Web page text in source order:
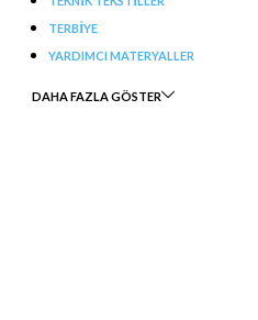
TERBIYE
YARDIMCI MATERYALLER
DAHA FAZLA GÖSTER